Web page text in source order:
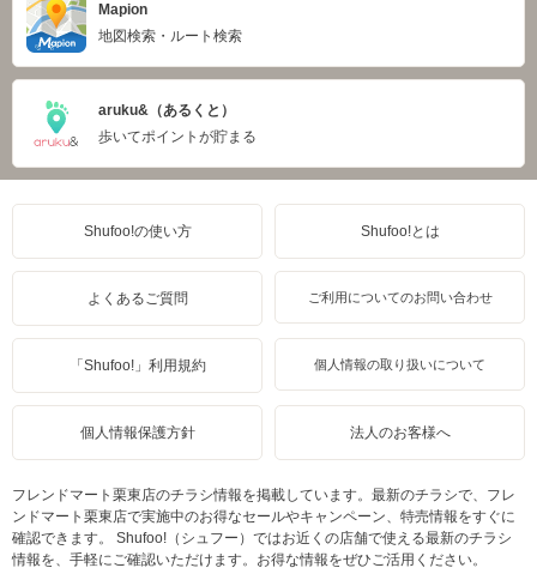
Mapion
地図検索・ルート検索
aruku&（あるくと）
歩いてポイントが貯まる
Shufoo!の使い方 Shufoo!とは
よくあるご質問 ご利用についてのお問い合わせ
「Shufoo!」利用規約 個人情報の取り扱いについて
個人情報保護方針 法人のお客様へ
フレンドマート栗東店のチラシ情報を掲載しています。最新のチラシで、フレ
ンドマート栗東店で実施中のお得なセールやキャンペーン、特売情報をすぐに
確認できます。 Shufoo!（シュフー）ではお近くの店舗で使える最新のチラシ
情報を、手軽にご確認いただけます。お得な情報をぜひご活用ください。